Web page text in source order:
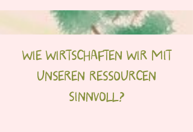
WIE WIRTSCHAFTEN WIR MIT
UNSEREN RESSOURCEN
SINNVOLL?